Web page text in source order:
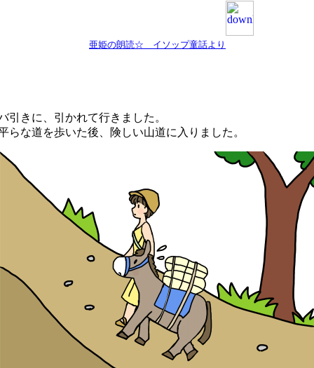
亜姫の朗読☆ イソップ童話より
引きに、引かれて行きました。
らな道を歩いた後、険しい山道に入りました。